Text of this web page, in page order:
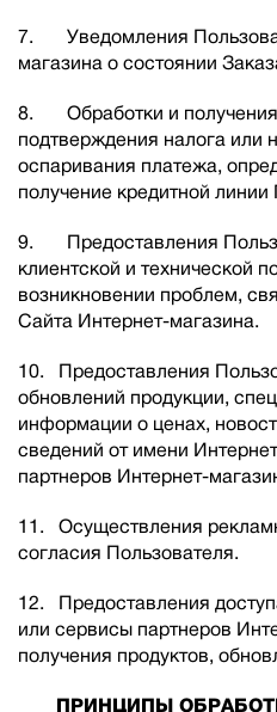
7. Уведомления
магазина о состоянии
8. Обработки и получения
подтверждения налога или
оспаривания платежа,
получение кредитной
9. Предоставления
клиентской и технической
возникновении проблем,
Сайта Интернет-магазина.
10. Предоставления
обновлений продукции,
информации о ценах,
сведений от имени
партнеров Интернет-
11. Осуществления
согласия Пользователя.
12. Предоставления
или сервисы партнеров
получения продуктов,
ПРИНЦИПЫ